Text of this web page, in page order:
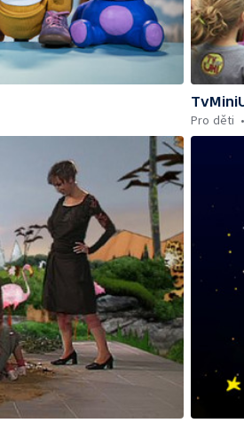
Pro děti